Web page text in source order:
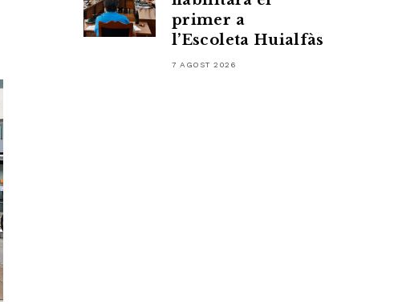
primer a
l’Escoleta Huialfàs
7 AGOST 2026